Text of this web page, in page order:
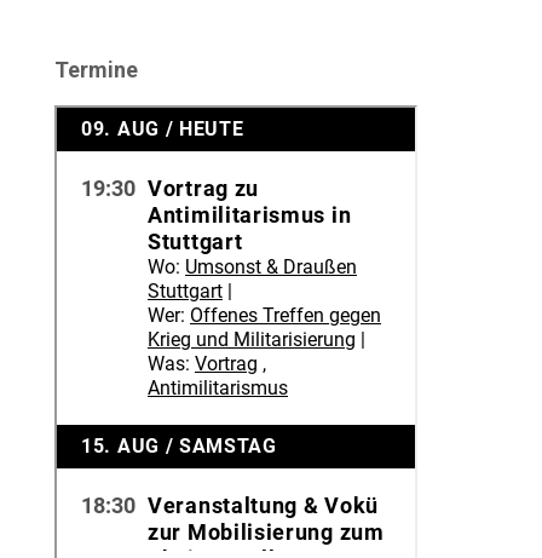
Termine